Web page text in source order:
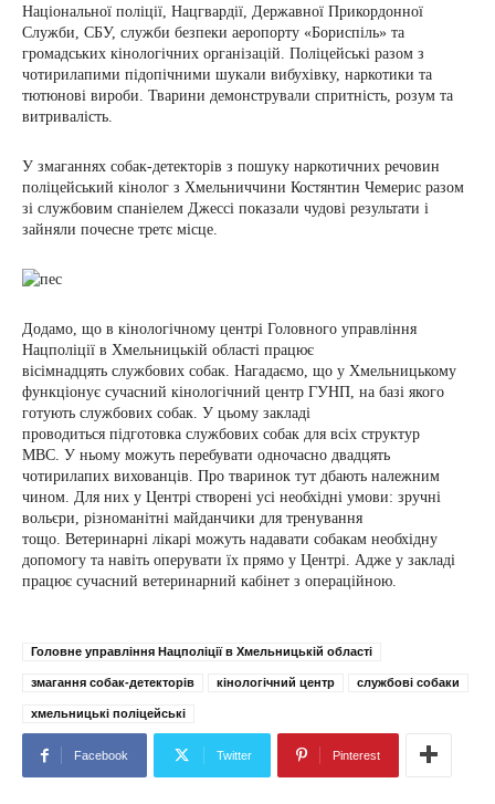
Національної поліції, Нацгвардії, Державної Прикордонної
Служби, СБУ, служби безпеки аеропорту «Бориспіль» та
громадських кінологічних організацій. Поліцейські разом з
чотирилапими підопічними шукали вибухівку, наркотики та
тютюнові вироби. Тварини демонстрували спритність, розум та
витривалість.
У змаганнях собак-детекторів з пошуку наркотичних речовин
поліцейський кінолог з Хмельниччини Костянтин Чемерис разом
зі службовим спаніелем Джессі показали чудові результати і
зайняли почесне третє місце.
Додамо, що в кінологічному центрі Головного управління
Нацполіції в Хмельницькій області працює
вісімнадцять службових собак. Нагадаємо, що у Хмельницькому
функціонує сучасний кінологічний центр ГУНП, на базі якого
готують службових собак. У цьому закладі
проводиться підготовка службових собак для всіх структур
МВС. У ньому можуть перебувати одночасно двадцять
чотирилапих вихованців. Про тваринок тут дбають належним
чином. Для них у Центрі створені усі необхідні умови: зручні
вольєри, різноманітні майданчики для тренування
тощо. Ветеринарні лікарі можуть надавати собакам необхідну
допомогу та навіть оперувати їх прямо у Центрі. Адже у закладі
працює сучасний ветеринарний кабінет з операційною.
Головне управління Нацполіції в Хмельницькій області
змагання собак-детекторів кінологічний центр службові собаки
хмельницькі поліцейські
Facebook Twitter Pinterest